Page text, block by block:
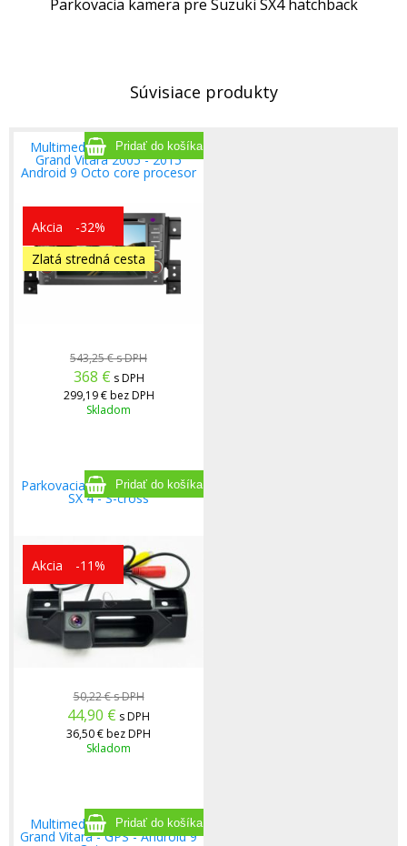
Parkovacia kamera pre Suzuki SX4 hatchback
Súvisiace produkty
Multimediálne rádio Suzuki
Grand Vitara 2005 - 2015
Android 9 Octo core procesor
Akcia
-32%
Zlatá stredná cesta
543,25 €s DPH
368 € s DPH
299,19 € bez DPH
Skladom
Parkovacia kamera pre Suzuki
SX 4 - S-cross
Akcia -11%
50,22 €s DPH
44,90 € s DPH
36,50 €bez DPH
Skladom
Multimediálne rádio Suzuki
Grand Vitara - GPS - Android 9